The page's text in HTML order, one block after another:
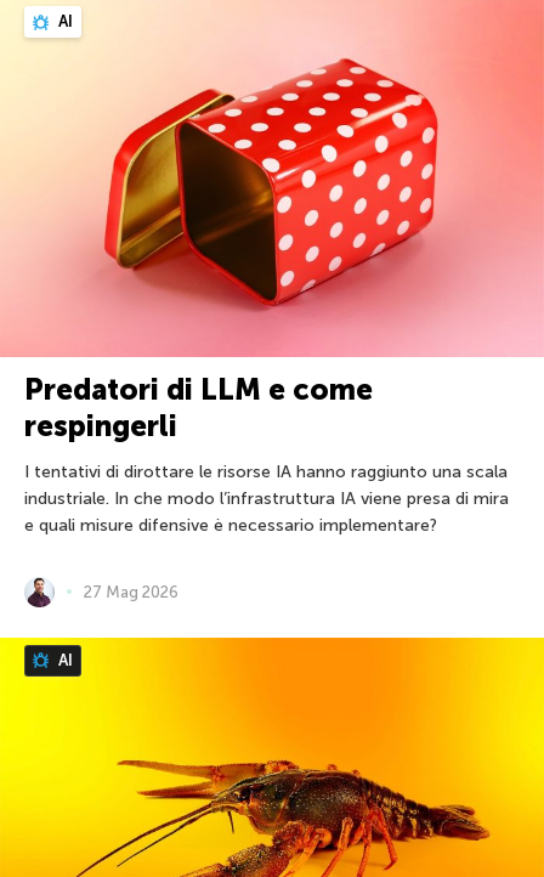
AI
Predatori di LLM e come
respingerli
I tentativi di dirottare le risorse IA hanno raggiunto una scala
industriale. In che modo l’infrastruttura IA viene presa di mira
e quali misure difensive è necessario implementare?
27 Mag 2026
AI